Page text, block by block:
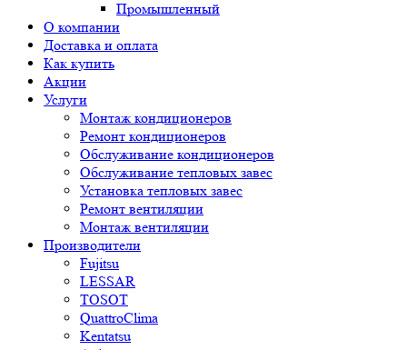
Промышленный
О компании
Доставка и оплата
Как купить
Акции
Услуги
Монтаж кондиционеров
Ремонт кондиционеров
Обслуживание кондиционеров
Обслуживание тепловых завес
Установка тепловых завес
Ремонт вентиляции
Монтаж вентиляции
Производители
Fujitsu
LESSAR
TOSOT
QuattroClima
Kentatsu